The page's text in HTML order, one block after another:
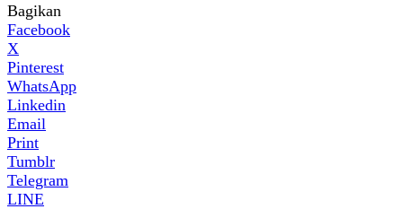
Bagikan
Facebook
X
Pinterest
WhatsApp
Linkedin
Email
Print
Tumblr
Telegram
LINE